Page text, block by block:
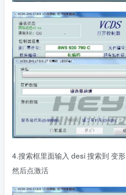
4.搜索框里面输入 desi 搜索到 变
然后点激活